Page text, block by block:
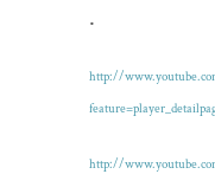
.
http://
http://